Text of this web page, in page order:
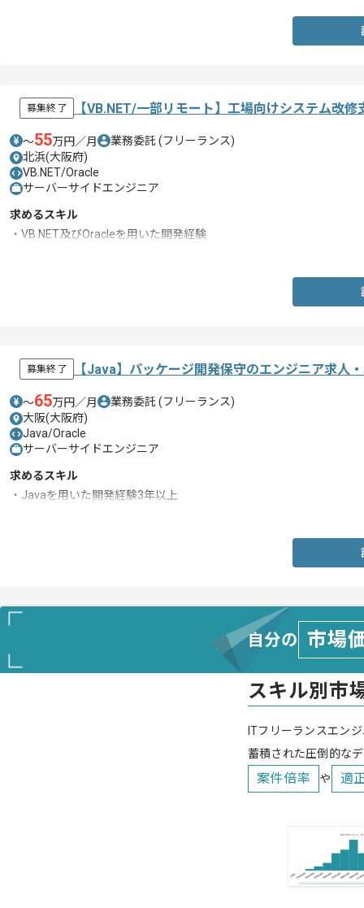
募集終了 【VB.NET/一部リモート】工場向けシステム改
〜55万円／月 業務委託 (フリーランス)
北浜(大阪府)
VB.NET/Oracle
サーバーサイドエンジニア
求めるスキル
・VB.NET及びOracleを用いた開発経験
募集終了 【Java】パッケージ開発保守のエンジニア求人
〜65万円／月 業務委託 (フリーランス)
大阪(大阪府)
Java/Oracle
サーバーサイドエンジニア
求めるスキル
・Javaを用いた開発経験3年以上
自分の 市場
スキル別市
ITフリーランスエン
蓄積された圧倒的な
案件倍率 や 適